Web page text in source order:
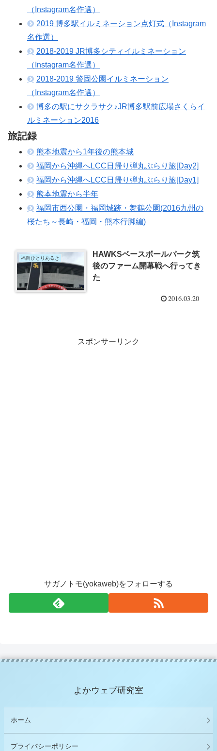
（Instagram名作選）
2019 博多駅イルミネーション点灯式（Instagram
名作選）
2018-2019 JR博多シティイルミネーション
（Instagram名作選）
2018-2019 警固公園イルミネーション
（Instagram名作選）
博多の駅にサクラサク♪JR博多駅前広場さくらイ
ルミネーション2016
旅記録
熊本地震から1年後の熊本城
福岡から沖縄へLCC日帰り弾丸ぶらり旅[Day2]
福岡から沖縄へLCC日帰り弾丸ぶらり旅[Day1]
熊本地震から半年
福岡市西公園・福岡城跡・舞鶴公園(2016九州の
桜たち～長崎・福岡・熊本行脚編)
福岡ひとりあるき
HAWKSベースボールパーク筑
後のファーム開幕戦へ行ってき
た
2016.03.20
スポンサーリンク
サガノトモ(yokaweb)をフォローする
よかウェブ研究室
ホーム
プライバシーポリシー